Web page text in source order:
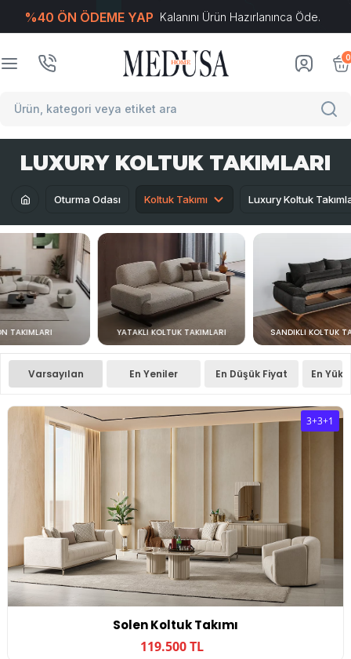
%40 ÖN ÖDEME YAP Kalanını Ürün Hazırlanınca Öde.
0
LUXURY KOLTUK TAKIMLARI
Oturma Odası Koltuk Takımı Luxury Koltuk
TAKIMLARI YATAKLI KOLTUK TAKIMLARI SANDIKLI KOLTUK
Varsayılan En Yeniler En Düşük Fiyat En
Solen Koltuk Takımı
119.500 TL
3+3+1
T-Soft E-Ticaret Sistemleriyle Hazırlanmıştır.